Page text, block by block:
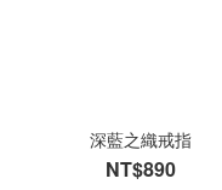
深藍之織戒指
NT$890